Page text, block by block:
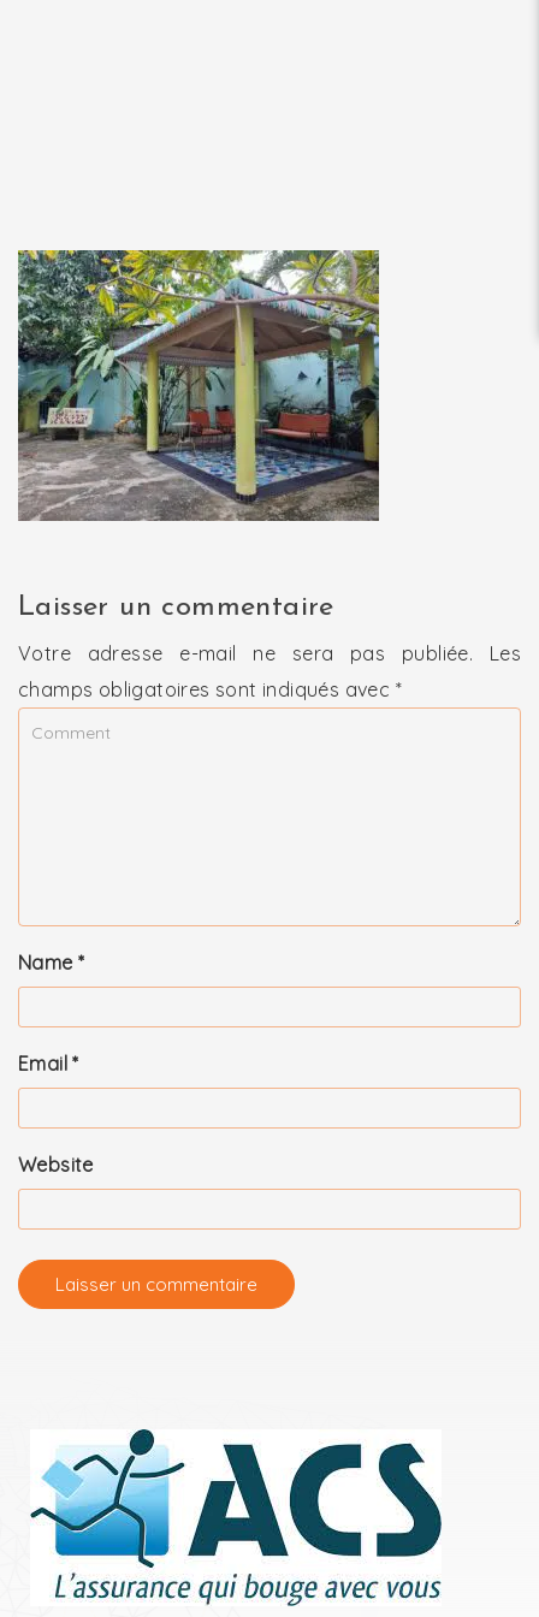
Laisser un commentaire
Votre adresse e-mail ne sera pas publiée.
Les
champs obligatoires sont indiqués avec *
Name *
Email*
Website